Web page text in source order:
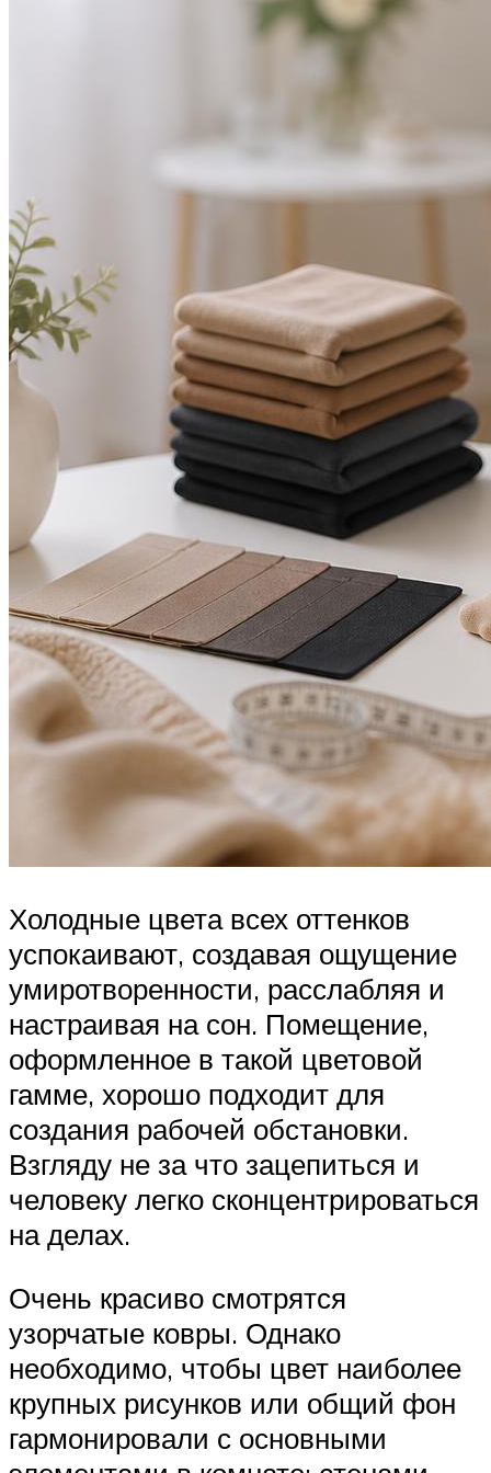
Холодные цвета всех оттенков
успокаивают, создавая ощущение
умиротворенности, расслабляя и
настраивая на сон. Помещение,
оформленное в такой цветовой
гамме, хорошо подходит для
создания рабочей обстановки.
Взгляду не за что зацепиться и
человеку легко сконцентрироваться
на делах.
Очень красиво смотрятся
узорчатые ковры. Однако
необходимо, чтобы цвет наиболее
крупных рисунков или общий фон
гармонировали с основными